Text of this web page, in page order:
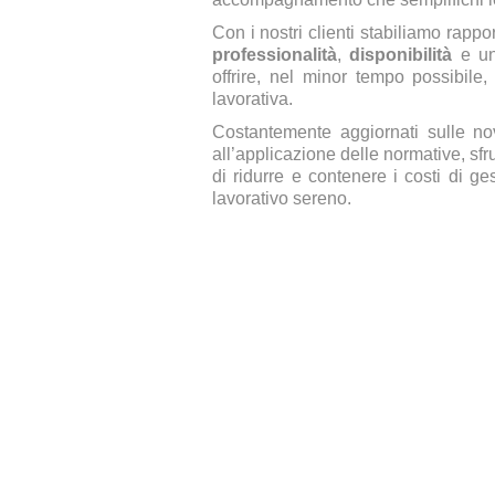
Con i nostri clienti stabiliamo
professionalità,disponibilità e
offrire, nel minor tempo
lavorativa.
Costantemente aggiornati sulle
all’applicazione delle normative,
di ridurre e contenere i costi di
lavorativo sereno.